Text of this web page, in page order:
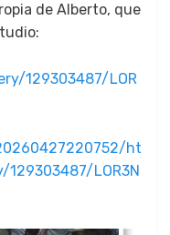
de Alber­to, que
129303487/LOR
ht
LOR3N